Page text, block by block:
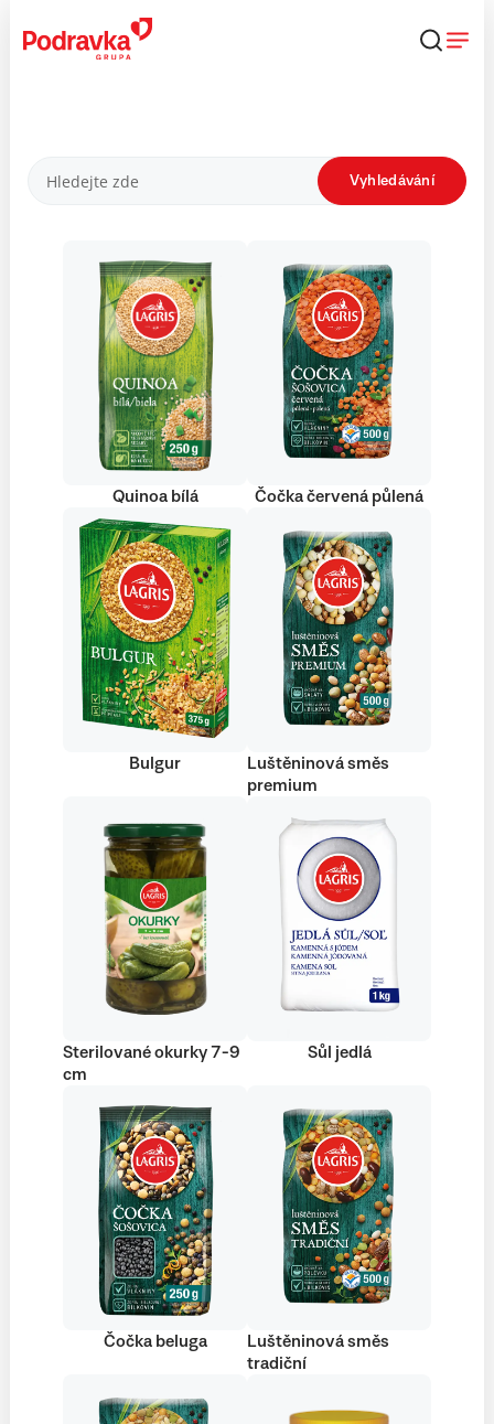
obsahu
Produkty Vyhledávání
Quinoa bílá Čočka červená půlená
Bulgur
Luštěninová směs
premium
Sterilované okurky 7-9
cm
Sůl jedlá
Čočka beluga
Luštěninová směs
tradiční